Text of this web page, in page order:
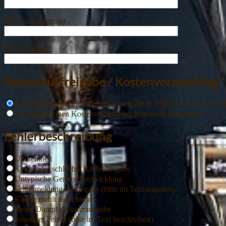
Rechnungsnummer
letzte Wartung
Reparaturfreigabe / Kostenvoranschlag *
Ich erteile hiermit eine Reparaturfreigabe in Höhe von bis zu 150
Ich möchte einen Kostenvoranschlag zugesandt bekommen
Fehlerbeschreibung
Undichtheit
Keine oder schlechte Kaffeeausgabe
Untypische Geräuschentwicklung
Fehlermeldung im Display (bitte im Text angeben)
Kaffee mahlt nicht mehr
Keine Dampf-/Wasserausgabe
Sonstiger Fehler (bitte im Text beschreiben)